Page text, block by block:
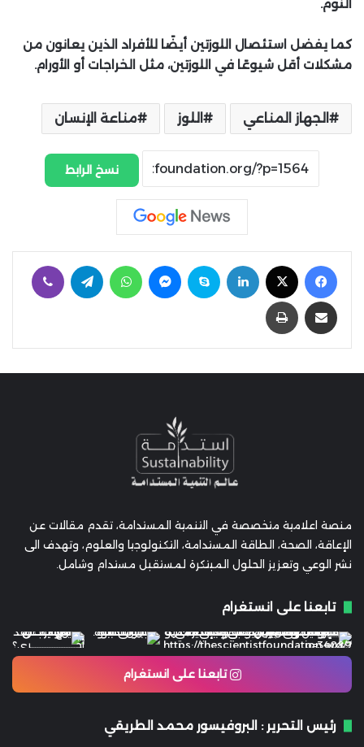
النوم.
كما يفضل استئصال اللوزتين أيضًا للأفراد الذين يعانون من
مشكلات أقل شيوعًا في اللوزتين، مثل الخراجات أو الأورام.
الجهاز المناعي اللوز مناعة الإنسان
نسخ الرابط
فيسبوك لينكدإن سكايب ماسنجر واتساب تيلقرام
مشاركة عبر البريد طباعة
منصة اعلامية متخصصة في التنمية المستدامة، تقدم مقالات عن
الإعاقة، الصحة، الطاقة المستدامة، التكنولوجيا والعلوم، وتهدف الى
نشر الوعي وتعزيز الحلول المبتكرة لمستقبل مستدام وشامل.
تابعنا على انستغرام
تابعنا على انستغرام
رئيس التحرير : البروفيسور محمد الطريقي